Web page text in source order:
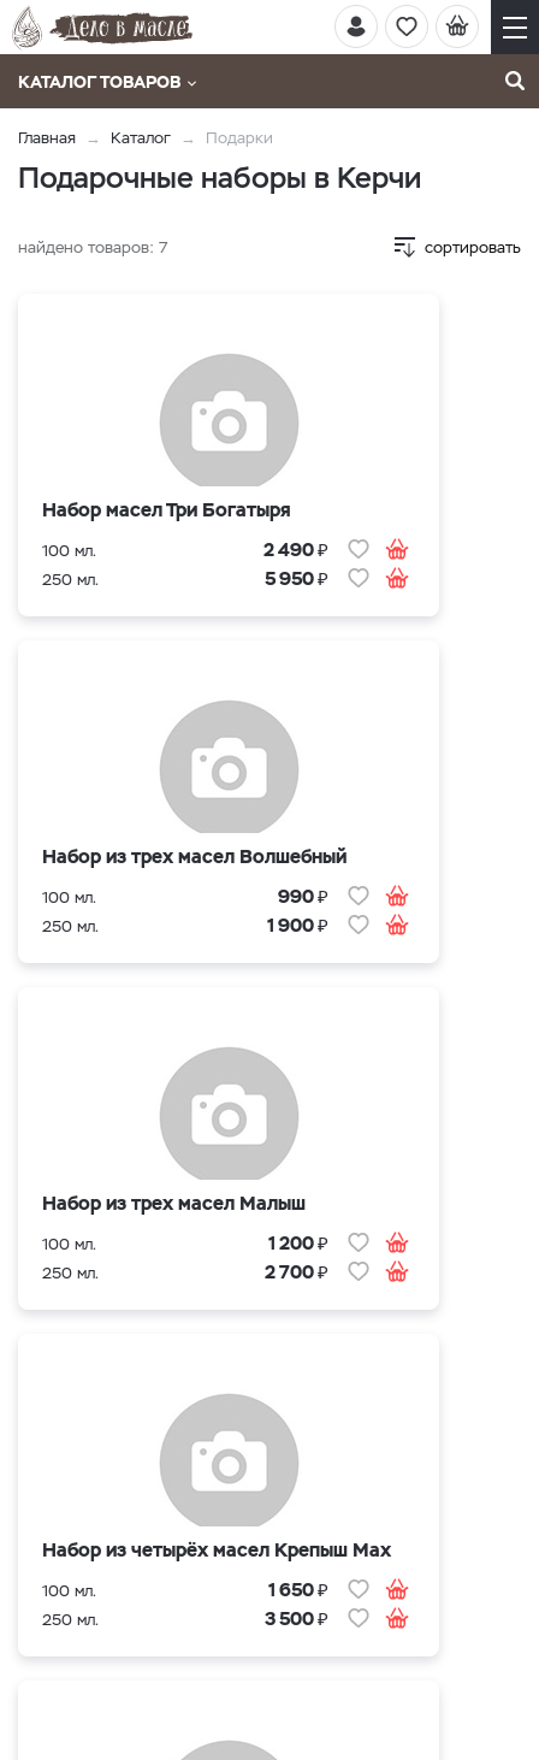
КАТАЛОГ ТОВАРОВ
Главная Каталог Подарки
Подарочные наборы в Керчи
найдено товаров: 7 сортировать
Набор масел Три Богатыря
100 мл. 2 490₽
250 мл. 5 950₽
Набор из трех масел Волшебный
100 мл. 990₽
250 мл. 1 900₽
Набор из трех масел Малыш
100 мл. 1 200₽
250 мл. 2 700₽
Набор из четырёх масел Крепыш Max
100 мл. 1 650₽
250 мл. 3 500₽